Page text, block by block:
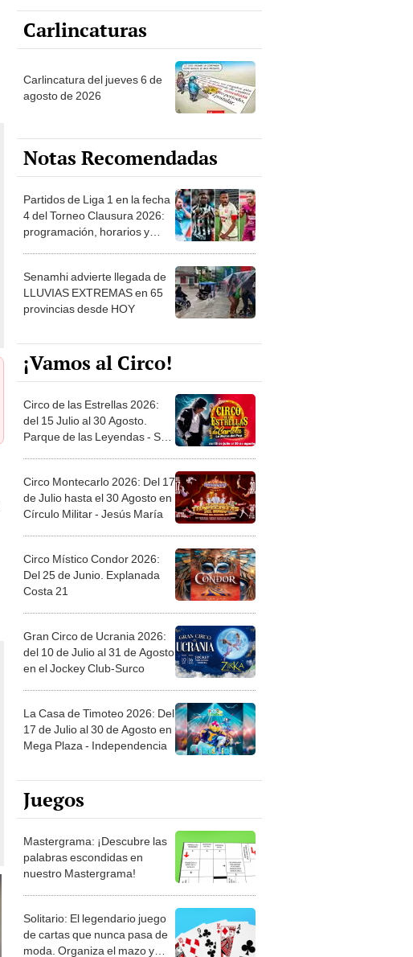
Carlincaturas
Carlincatura del jueves 6 de
agosto de 2026
Notas Recomendadas
Partidos de Liga 1 en la fecha
4 del Torneo Clausura 2026:
programación, horarios y
Senamhi advierte llegada de
LLUVIAS EXTREMAS en 65
provincias desde HOY
¡Vamos al Circo!
Circo de las Estrellas 2026:
del 15 Julio al 30 Agosto.
Parque de las Leyendas - San
Circo Montecarlo 2026: Del 17
de Julio hasta el 30 Agosto en
Círculo Militar - Jesús María
Circo Místico Condor 2026:
Del 25 de Junio. Explanada
Costa 21
Gran Circo de Ucrania 2026:
del 10 de Julio al 31 de Agosto
en el Jockey Club-Surco
La Casa de Timoteo 2026: Del
17 de Julio al 30 de Agosto en
Mega Plaza - Independencia
Juegos
Mastergrama: ¡Descubre las
palabras escondidas en
nuestro Mastergrama!
Solitario: El legendario juego
de cartas que nunca pasa de
moda. Organiza el mazo y